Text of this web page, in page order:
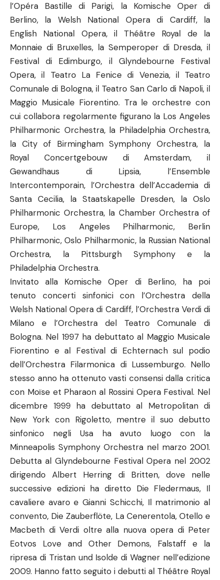
l’Opéra Bastille di Parigi, la Komische Oper di
Berlino, la Welsh National Opera di Cardiff, la
English National Opera, il Théâtre Royal de la
Monnaie di Bruxelles, la Semperoper di Dresda, il
Festival di Edimburgo, il Glyndebourne Festival
Opera, il Teatro La Fenice di Venezia, il Teatro
Comunale di Bologna, il Teatro San Carlo di Napoli, il
Maggio Musicale Fiorentino. Tra le orchestre con
cui collabora regolarmente figurano la Los Angeles
Philharmonic Orchestra, la Philadelphia Orchestra,
la City of Birmingham Symphony Orchestra, la
Royal Concertgebouw di Amsterdam, il
Gewandhaus di Lipsia, l’Ensemble
Intercontemporain, l’Orchestra dell’Accademia di
Santa Cecilia, la Staatskapelle Dresden, la Oslo
Philharmonic Orchestra, la Chamber Orchestra of
Europe, Los Angeles Philharmonic, Berlin
Philharmonic, Oslo Philharmonic, la Russian National
Orchestra, la Pittsburgh Symphony e la
Philadelphia Orchestra.
Invitato alla Komische Oper di Berlino, ha poi
tenuto concerti sinfonici con l’Orchestra della
Welsh National Opera di Cardiff, l’Orchestra Verdi di
Milano e l’Orchestra del Teatro Comunale di
Bologna. Nel 1997 ha debuttato al Maggio Musicale
Fiorentino e al Festival di Echternach sul podio
dell’Orchestra Filarmonica di Lussemburgo. Nello
stesso anno ha ottenuto vasti consensi dalla critica
con Moïse et Pharaon al Rossini Opera Festival. Nel
dicembre 1999 ha debuttato al Metropolitan di
New York con Rigoletto, mentre il suo debutto
sinfonico negli Usa ha avuto luogo con la
Minneapolis Symphony Orchestra nel marzo 2001.
Debutta al Glyndebourne Festival Opera nel 2002
dirigendo Albert Herring di Britten, dove nelle
successive edizioni ha diretto Die Fledermaus, Il
cavaliere avaro e Gianni Schicchi, Il matrimonio al
convento, Die Zauberflöte, La Cenerentola, Otello e
Macbeth di Verdi oltre alla nuova opera di Peter
Eotvos Love and Other Demons, Falstaff e la
ripresa di Tristan und Isolde di Wagner nell’edizione
2009. Hanno fatto seguito i debutti al Théâtre Royal